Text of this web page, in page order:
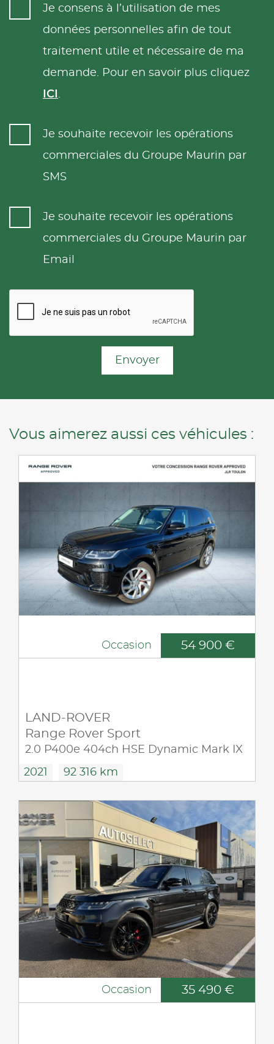
Je consens à l’utilisation de mes
données personnelles afin de tout
traitement utile et nécessaire de ma
demande. Pour en savoir plus cliquez
ICI .
Je souhaite recevoir les opérations
commerciales du Groupe Maurin par
SMS
Je souhaite recevoir les opérations
commerciales du Groupe Maurin par
Email
Envoyer
Vous aimerez aussi ces véhicules :
Occasion 54 900 €
LAND-ROVER
Range Rover Sport
2.0 P400e 404ch HSE Dynamic Mark IX
2021 92 316 km
Occasion 35 490 €